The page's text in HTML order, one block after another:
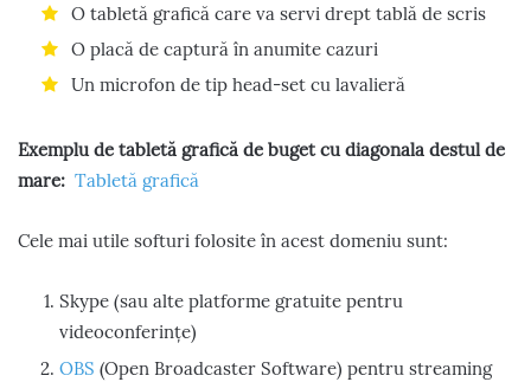
O tabletă grafică care va servi drept tablă de scris
O placă de captură în anumite cazuri
Un microfon de tip head-set cu lavalieră
Exemplu de tabletă grafică de buget cu diagonala destul de
mare: Tabletă grafică
Cele mai utile softuri folosite în acest domeniu sunt:
Skype (sau alte platforme gratuite pentru
videoconferințe)
OBS (Open Broadcaster Software) pentru streaming